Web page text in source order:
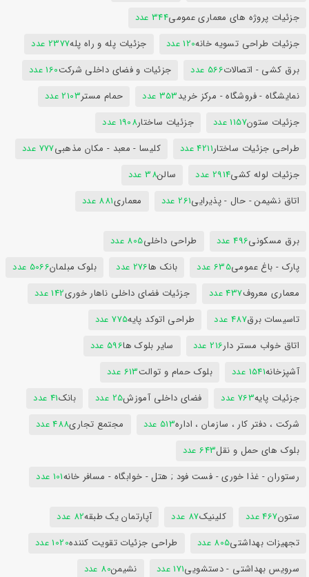
جزئیات پروژه های معماری عمومی344 عدد
جزئیات طراحی تسویه خانه120 عدد جزئیات پله و راه پله2377 عدد
برق کشی - اتصالات566 عدد جزئیات و فضای داخلی شرکت160 عدد
نمایشگاه - فروشگاه - مرکز خرید353 عدد حمام مستر2103 عدد
جزئیات ستون1157 عدد جزئیات ساختار1908 عدد
طراحی جزئیات ساختار4211 عدد کلیسا - معبد - مکان مذهبی777 عدد
جزئیات لوله کشی2914 عدد سالن38 عدد
اتاق نشیمن - حال - پذیرایی261 عدد معماری881 عدد
برق مسکونی496 عدد طراحی داخلی805 عدد
پارک - باغ عمومی635 عدد بانک ها276 عدد بلوک مبلمان5066 عدد
معماری معروف437 عدد جزئیات فضای داخلی ناهار خوری142 عدد
تاسیسات برق487 عدد طراحی اتوکد پایه775 عدد
اتاق خواب مستر دار216 عدد سایر بلوک ها596 عدد
آشپزخانه1541 عدد بلوک حمام و توالت613 عدد
جزئیات پایه763 عدد فضای داخلی آموزش25 عدد بانک41 عدد
شرکت ، دفتر کار ، سازمان ، اداره513 عدد مجتمع تجاری488 عدد
بلوک های حمل و نقل643 عدد
رستوران - غذا خوری - فست فود ; هتل - خوابگاه - مسافر خانه101 عدد
ستون467 عدد کلینیک87 عدد آپارتمان یک طبقه82 عدد
تجهیزات بهداشتی805 عدد طراحی جزئیات تقویت کننده1020 عدد
سرویس بهداشتی - دستشویی171 عدد نشیمن80 عدد